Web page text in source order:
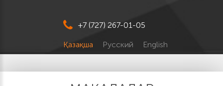
+7 (727) 267-01-05
Қазақша Русский English